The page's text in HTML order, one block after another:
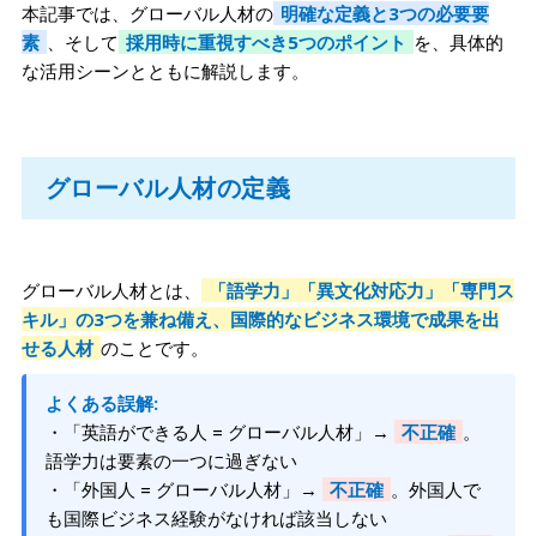
本記事では、グローバル人材の 明確な定義と3つの必要要
素 、そして 採用時に重視すべき5つのポイント を、具体的
な活用シーンとともに解説します。
グローバル人材の定義
グローバル人材とは、
「語学力」「異文化対応力」「専門ス
キル」の3つを兼ね備え、国際的なビジネス環境で成果を出
せる人材 のことです。
よくある誤解:
・「英語ができる人 = グローバル人材」→
不正確 。
語学力は要素の一つに過ぎない
・「外国人 = グローバル人材」→
不正確 。外国人で
も国際ビジネス経験がなければ該当しない